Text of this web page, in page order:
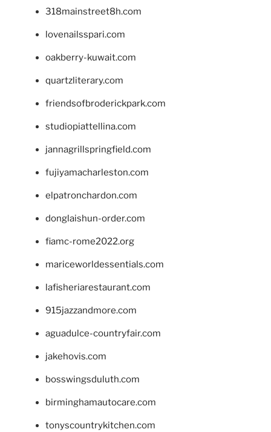
318mainstreet8h.com
lovenailsspari.com
oakberry-kuwait.com
quartzliterary.com
friendsofbroderickpark.com
studiopiattellina.com
jannagrillspringfield.com
fujiyamacharleston.com
elpatronchardon.com
donglaishun-order.com
fiamc-rome2022.org
mariceworldessentials.com
lafisheriarestaurant.com
915jazzandmore.com
aguadulce-countryfair.com
jakehovis.com
bosswingsduluth.com
birminghamautocare.com
tonyscountrykitchen.com